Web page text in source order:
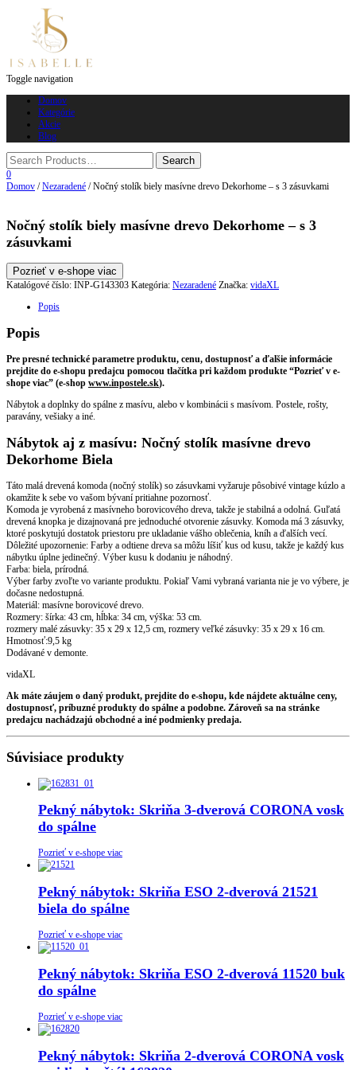
Toggle navigation
Domov
Kategórie
Akcie
Blog
0
Domov /Nezaradené / Nočný stolík biely masívne drevo Dekorhome – s 3 zásuvkami
Nočný stolík biely masívne drevo Dekorhome – s 3
zásuvkami
Pozrieť v e-shope viac
Katalógové číslo: INP-G143303 Kategória: Nezaradené Značka: vidaXL
Popis
Popis
Pre presné technické parametre produktu, cenu, dostupnosť a ďalšie informácie
prejdite do e-shopu predajcu pomocou tlačítka pri každom produkte “Pozrieť v e-
shope viac” (e-shop www.inpostele.sk).
Nábytok a doplnky do spálne z masívu, alebo v kombinácii s masívom. Postele, rošty,
paravány, vešiaky a iné.
Nábytok aj z masívu: Nočný stolík masívne drevo
Dekorhome Biela
Táto malá drevená komoda (nočný stolík) so zásuvkami vyžaruje pôsobivé vintage kúzlo a
okamžite k sebe vo vašom bývaní pritiahne pozornosť.
Komoda je vyrobená z masívneho borovicového dreva, takže je stabilná a odolná. Guľatá
drevená knopka je dizajnovaná pre jednoduché otvorenie zásuvky. Komoda má 3 zásuvky,
ktoré poskytujú dostatok priestoru pre ukladanie vášho oblečenia, kníh a ďalších vecí.
Dôležité upozornenie: Farby a odtiene dreva sa môžu líšiť kus od kusu, takže je každý kus
nábytku úplne jedinečný. Výber kusu k dodaniu je náhodný.
Farba: biela, prírodná.
Výber farby zvoľte vo variante produktu. Pokiaľ Vami vybraná varianta nie je vo výbere, je
dočasne nedostupná.
Materiál: masívne borovicové drevo.
Rozmery: šírka: 43 cm, hĺbka: 34 cm, výška: 53 cm.
rozmery malé zásuvky: 35 x 29 x 12,5 cm, rozmery veľké zásuvky: 35 x 29 x 16 cm.
Hmotnosť:9,5 kg
Dodávané v demonte.
vidaXL
Ak máte záujem o daný produkt, prejdite do e-shopu, kde nájdete aktuálne ceny,
dostupnosť, príbuzné produkty do spálne a podobne. Zároveň sa na stránke
predajcu nachádzajú obchodné a iné podmienky predaja.
Súvisiace produkty
Pekný nábytok: Skriňa 3-dverová CORONA vosk
do spálne
Pozrieť v e-shope viac
Pekný nábytok: Skriňa ESO 2-dverová 21521
biela do spálne
Pozrieť v e-shope viac
Pekný nábytok: Skriňa ESO 2-dverová 11520 buk
do spálne
Pozrieť v e-shope viac
Pekný nábytok: Skriňa 2-dverová CORONA vosk